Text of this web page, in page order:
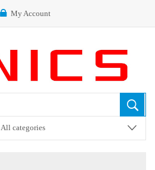
My Account
All categories